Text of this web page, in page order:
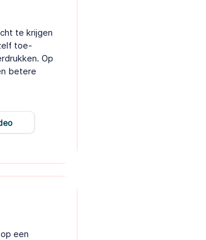
te krijgen
toe-
Op
betere
een